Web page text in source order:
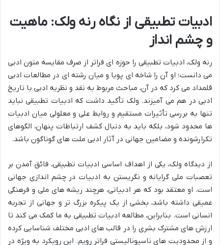
ادبیات تطبیقی از نگاه رنه ولک: ماهیت
و چشم انداز
رنه ولک، ادبیات تطبیقی را حوزه ای فراتر از صرف مقایسه متون ادبی
می دانست؛ او آن را شاخه ای پویا و میان رشته ای در مطالعات ادبی
قلمداد می کرد که در آن، مباحث مربوط به نقد و نظریه ادبی با تاریخ
ادبی در هم می آمیزند. ولک تأکید داشت که ادبیات تطبیقی نباید
تنها به بررسی تأثیرات مستقیم و روابط علی و معلولی میان ادبیات
ها محدود شود، بلکه باید به دنبال کشف ارتباطات پنهان، الگوهای
تکرارشونده و مضامین جهانی در آثار ادبی ملت های گوناگون باشد.
از دیدگاه ولک، یکی از اهداف اساسی ادبیات تطبیقی، فائق آمدن بر
تعصبات ملی گرایانه و نگریستن به ادبیات در چشم اندازی جهانی
است. او معتقد بود که هر ادبیاتی، هرچند ریشه های ملی و فرهنگی
عمیقی داشته باشد، بخشی از یک پیکره بزرگ تر و جهانی از تجربه
انسانی است. بنابراین، مطالعه ادبیات تطبیقی به ما کمک می کند تا
ارزش های مشترک بشری را در قالب های ادبی مختلف شناسایی کرده
و از محدودیت های ناسیونالیستی فراتر رویم. این رویکرد به ویژه در